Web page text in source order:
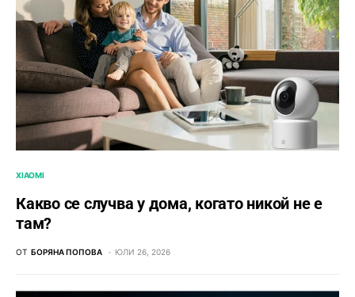
XIAOMI
Какво се случва у дома, когато никой не е
там?
ОТ БОРЯНА ПОПОВА ЮЛИ 26, 2026